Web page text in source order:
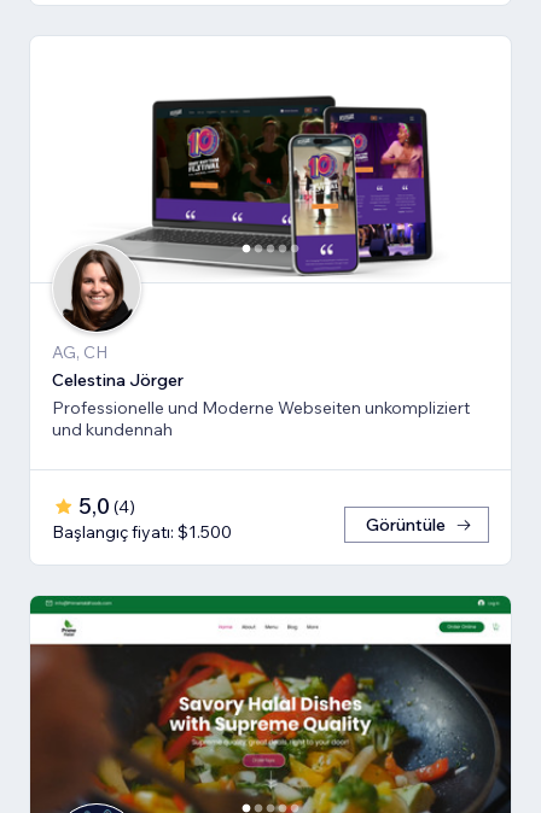
AG, CH
Celestina Jörger
Professionelle und Moderne Webseiten unkompliziert
und kundennah
5,0 (4)
Başlangıç fiyatı: $1.500
Görüntüle